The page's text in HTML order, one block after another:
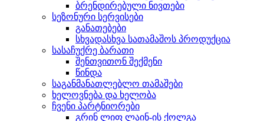
ბრენდირებული ნივთები
სეზონური სერვისები
განათებები
სხვადასხვა სათამაშოს პროდუქცია
სასაჩუქრე ბარათი
შენთვითონ შექმენი
წინდა
საგანმანათლებლო თამაშები
ხელოვნება და ხელობა
ჩვენი პარტნიორები
გრინ ლიფ ლაინ-ის ქოლგა